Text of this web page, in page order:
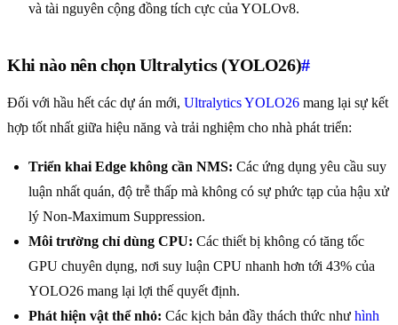
và tài nguyên cộng đồng tích cực của YOLOv8.
Khi nào nên chọn Ultralytics (YOLO26)#
Đối với hầu hết các dự án mới, Ultralytics YOLO26 mang lại sự kết
hợp tốt nhất giữa hiệu năng và trải nghiệm cho nhà phát triển:
Triển khai Edge không cần NMS: Các ứng dụng yêu cầu suy
luận nhất quán, độ trễ thấp mà không có sự phức tạp của hậu xử
lý Non-Maximum Suppression.
Môi trường chỉ dùng CPU: Các thiết bị không có tăng tốc
GPU chuyên dụng, nơi suy luận CPU nhanh hơn tới 43% của
YOLO26 mang lại lợi thế quyết định.
Phát hiện vật thể nhỏ: Các kịch bản đầy thách thức như hình